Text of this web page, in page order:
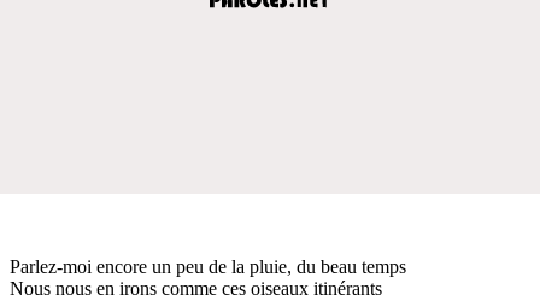
Parlez-moi encore un peu de la pluie, du beau temps
Nous nous en irons comme ces oiseaux itinérants